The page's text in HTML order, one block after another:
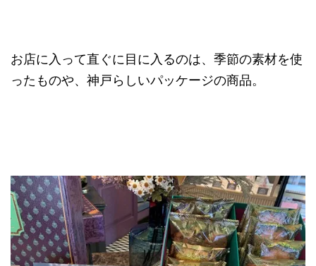
お店に入って直ぐに目に入るのは、季節の素材を使
ったものや、神戸らしいパッケージの商品。